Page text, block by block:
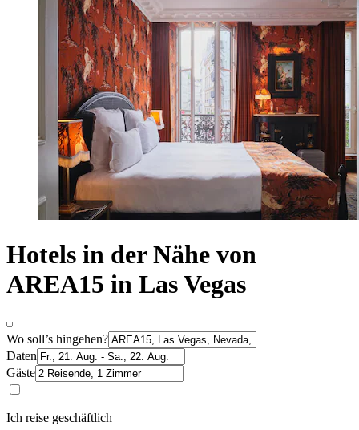
Hotels in der Nähe von
AREA15 in Las Vegas
Wo soll’s hingehen?
Daten
Gäste
Ich reise geschäftlich